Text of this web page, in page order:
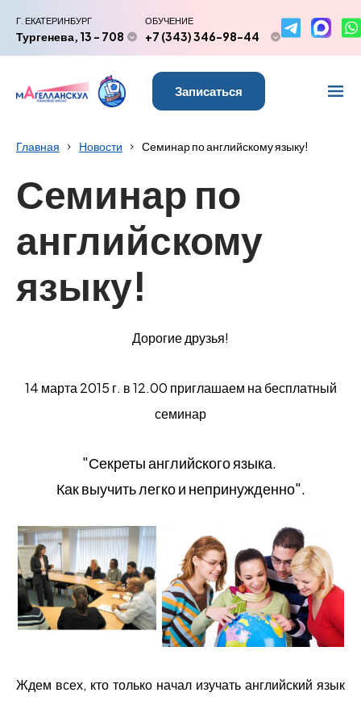
Г. ЕКАТЕРИНБУРГ
Тургенева, 13 - 708
ОБУЧЕНИЕ
+7 (343) 346-98-44
Записаться
Главная Новости Семинар по английскому языку!
Семинар по
английскому
языку!
Дорогие друзья!
14 марта 2015 г. в 12.00 приглашаем на бесплатный
семинар
"Секреты английского языка.
Как выучить легко и непринужденно".
Ждем всех, кто только начал изучать английский язык